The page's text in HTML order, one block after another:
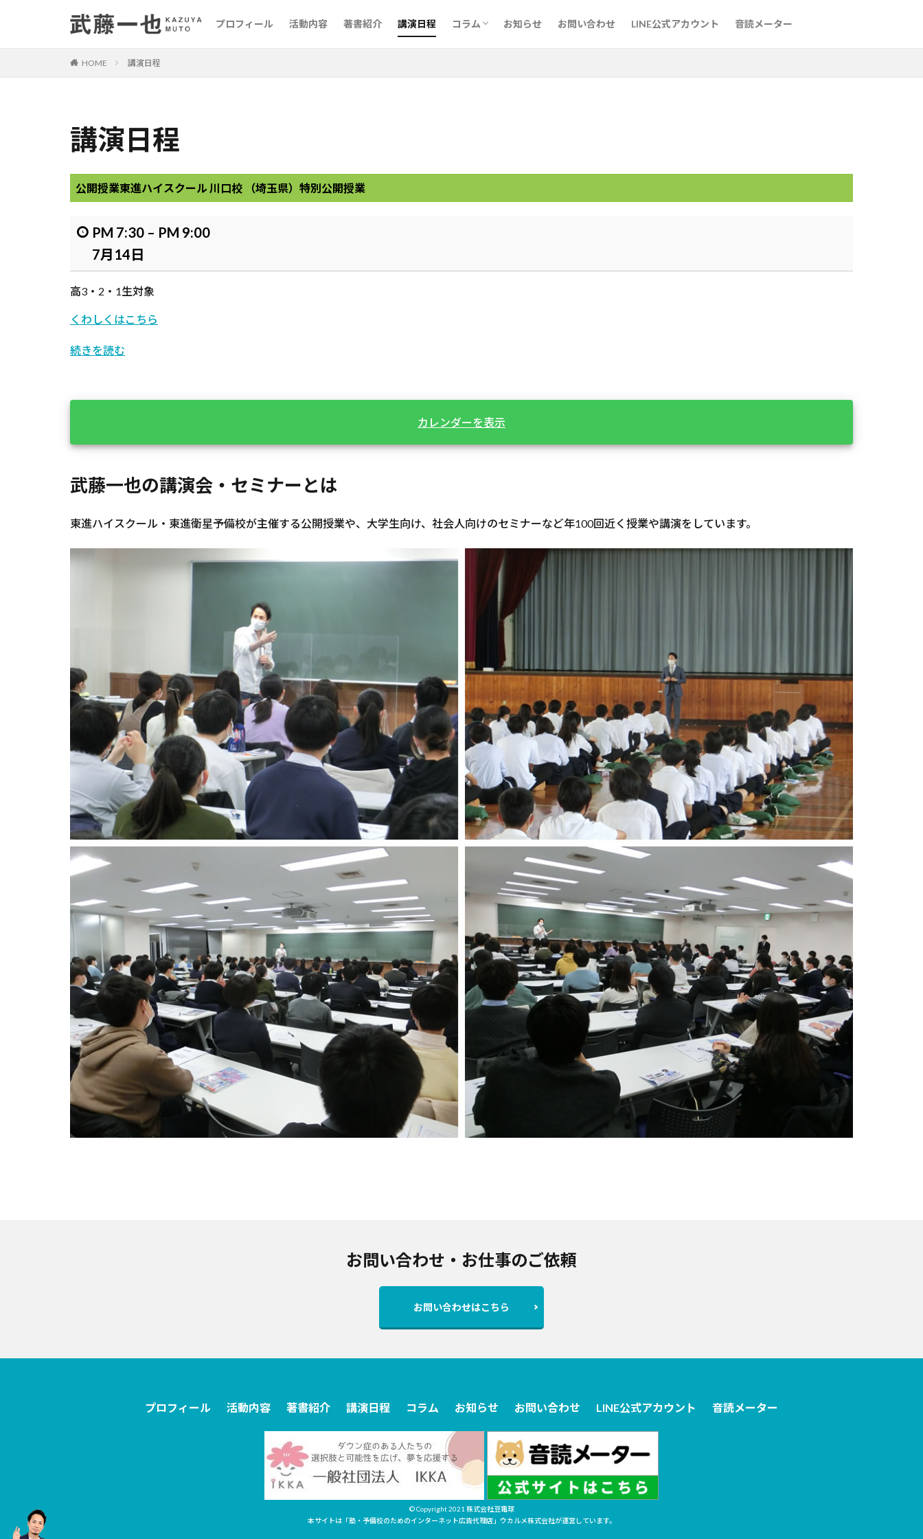
プロフィール 活動内容 著書紹介 講演日程 コラム お知らせ お問い合わせ LINE公式アカウント 音読メーター
HOME 講演日程
講演日程
公開授業東進ハイスクール 川口校 （埼玉県）特別公開授業
PM 7:30 – PM 9:00
7月14日
高3・2・1生対象
くわしくはこちら
続きを読む
カレンダーを表示
武藤一也の講演会・セミナーとは
東進ハイスクール・東進衛星予備校が主催する公開授業や、大学生向け、社会人向けのセミナーなど年100回近く授業や講演をしています。
お問い合わせ・お仕事のご依頼
お問い合わせはこちら
プロフィール 活動内容 著書紹介 講演日程 コラム お知らせ お問い合わせ LINE公式アカウント 音読メーター
© Copyright 2021株式会社豆電球
本サイトは「塾・予備校のためのインターネット広告代理店」ウカルメ株式会社が運営しています。